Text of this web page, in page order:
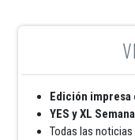
Edición impresa
YES y XL
Todas las